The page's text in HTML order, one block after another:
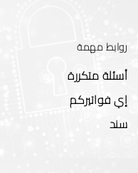
روابط مهمة
أسئلة متكررة
إي فواتيركم
سند